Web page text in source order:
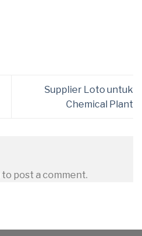
Supplier Loto untuk
Chemical Plant
to post a comment.